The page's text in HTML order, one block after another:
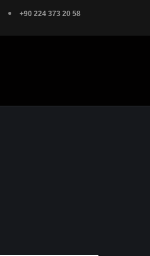
+90 224 373 20 58